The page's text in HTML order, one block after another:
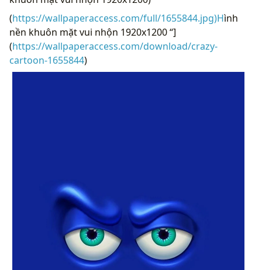
(https://wallpaperaccess.com/full/1655844.jpg)Hình
nền khuôn mặt vui nhộn 1920x1200 “]
(https://wallpaperaccess.com/download/crazy-
cartoon-1655844)